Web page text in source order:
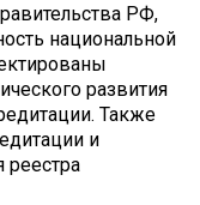
РФ,
национальной
развития
Также
и